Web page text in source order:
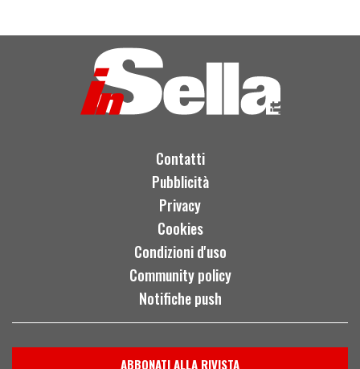
Contatti
Pubblicità
Privacy
Cookies
Condizioni d'uso
Community policy
Notifiche push
ABBONATI ALLA RIVISTA